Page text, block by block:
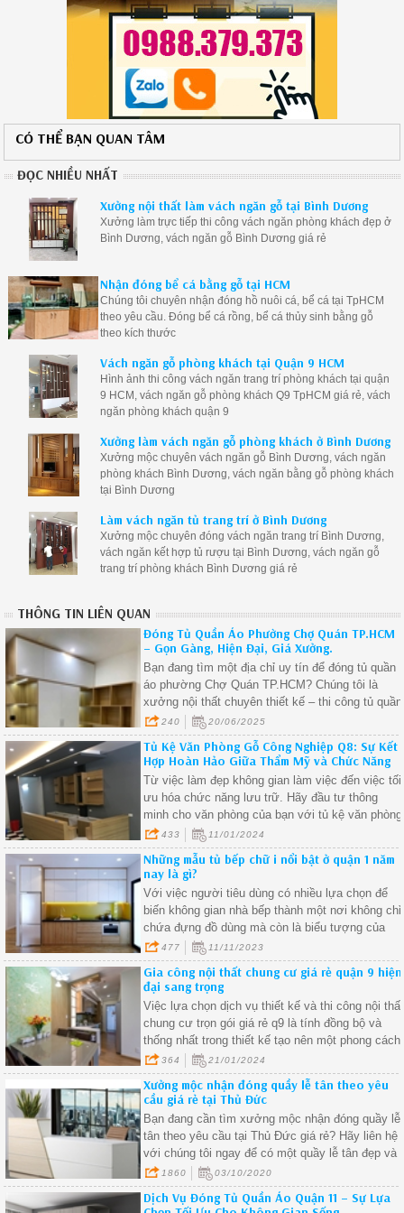
CÓ THỂ BẠN QUAN TÂM
ĐỌC NHIỀU NHẤT
Xưởng nội thất làm vách ngăn gỗ tại Bình Dương
Xưởng làm trực tiếp thi công vách ngăn phòng khách đẹp ở
Bình Dương, vách ngăn gỗ Bình Dương giá rẻ
Nhận đóng bể cá bằng gỗ tại HCM
Chúng tôi chuyên nhận đóng hồ nuôi cá, bể cá tại TpHCM
theo yêu cầu. Đóng bể cá rồng, bể cá thủy sinh bằng gỗ
theo kích thước
Vách ngăn gỗ phòng khách tại Quận 9 HCM
Hình ảnh thi công vách ngăn trang trí phòng khách tại quận
9 HCM, vách ngăn gỗ phòng khách Q9 TpHCM giá rẻ, vách
ngăn phòng khách quận 9
Xưởng làm vách ngăn gỗ phòng khách ở Bình Dương
Xưởng mộc chuyên vách ngăn gỗ Bình Dương, vách ngăn
phòng khách Bình Dương, vách ngăn bằng gỗ phòng khách
tại Bình Dương
Làm vách ngăn tủ trang trí ở Bình Dương
Xưởng mộc chuyên đóng vách ngăn trang trí Bình Dương,
vách ngăn kết hợp tủ rượu tại Bình Dương, vách ngăn gỗ
trang trí phòng khách Bình Dương giá rẻ
THÔNG TIN LIÊN QUAN
Đóng Tủ Quần Áo Phường Chợ Quán TP.HCM
– Gọn Gàng, Hiện Đại, Giá Xưởng.
Bạn đang tìm một địa chỉ uy tín để đóng tủ quần
áo phường Chợ Quán TP.HCM? Chúng tôi là
xưởng nội thất chuyên thiết kế – thi công tủ quần
áo gỗ công nghiệp tại phường Chợ Quán, cam
kết mẫu đẹp – đúng kích thước – giá trực tiếp tại
xưởng.
240 20/06/2025
Tủ Kệ Văn Phòng Gỗ Công Nghiệp Q8: Sự Kết
Hợp Hoàn Hảo Giữa Thẩm Mỹ và Chức Năng
Từ việc làm đẹp không gian làm việc đến việc tối
ưu hóa chức năng lưu trữ. Hãy đầu tư thông
minh cho văn phòng của bạn với tủ kệ văn phòng
gỗ công nghiệp – sự kết hợp hoàn hảo giữa thẩm
mỹ và chức năng.
433 11/01/2024
Những mẫu tủ bếp chữ i nổi bật ở quận 1 năm
nay là gì?
Với việc người tiêu dùng có nhiều lựa chọn để
biến không gian nhà bếp thành một nơi không chỉ
chứa đựng đồ dùng mà còn là biểu tượng của
phong cách sống hiện đại và tinh tế.
477 11/11/2023
Gia công nội thất chung cư giá rẻ quận 9 hiện
đại sang trọng
Việc lựa chọn dịch vụ thiết kế và thi công nội thất
chung cư trọn gói giá rẻ q9 là tính đồng bộ và
thống nhất trong thiết kế tạo nên một phong cách,
tạo nên sự hài hòa và thống nhất trong căn
phòng.
364 21/01/2024
Xưởng mộc nhận đóng quầy lễ tân theo yêu
cầu giá rẻ tại Thủ Đức
Bạn đang cần tìm xưởng mộc nhận đóng quầy lễ
tân theo yêu cầu tại Thủ Đức giá rẻ? Hãy liên hệ
với chúng tôi ngay để có một quầy lễ tân đẹp và
chất lượng tốt nhất.
1860 03/10/2020
Dịch Vụ Đóng Tủ Quần Áo Quận 11 – Sự Lựa